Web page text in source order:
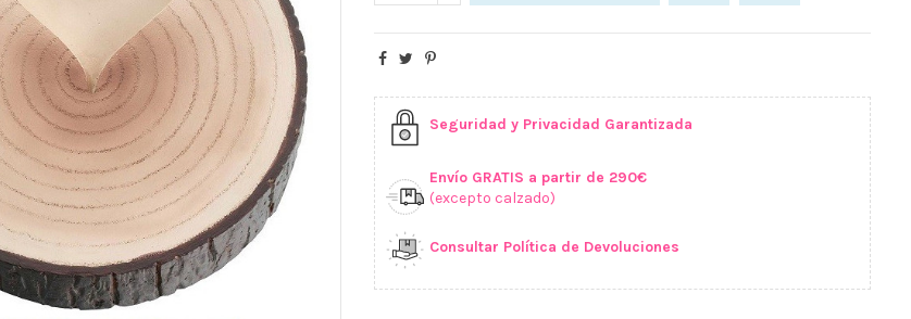
Seguridad y Privacidad Garantizada
Envío GRATIS a partir de 290€
(excepto calzado)
Consultar Política de Devoluciones